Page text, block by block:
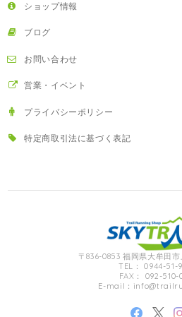
ショップ情報
ブログ
お問い合わせ
営業・イベント
プライバシーポリシー
特定商取引法に基づく表記
〒836-0853 福岡県大牟田
TEL： 0944-51-
FAX： 092-510-
E-mail：